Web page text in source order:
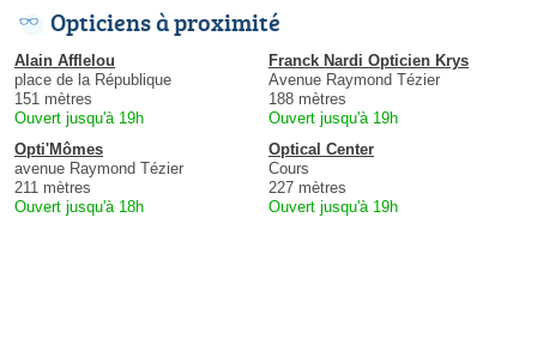
Opticiens à proximité
Alain Afflelou
place de la République
151 mètres
Ouvert jusqu'à 19h
Franck Nardi Opticien Krys
Avenue Raymond Tézier
188 mètres
Ouvert jusqu'à 19h
Opti'Mômes
avenue Raymond Tézier
211 mètres
Ouvert jusqu'à 18h
Optical Center
Cours
227 mètres
Ouvert jusqu'à 19h